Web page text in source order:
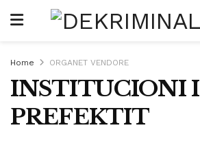
Home ORGANET VENDORE
INSTITUCIONI I
PREFEKTIT